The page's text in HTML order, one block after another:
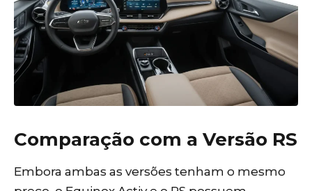
Comparação com a Versão RS
Embora ambas as versões tenham o mesmo